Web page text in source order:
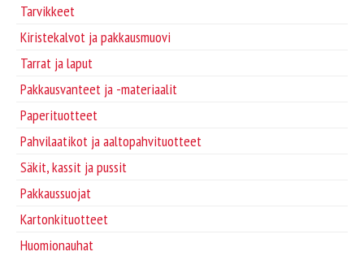
Tarvikkeet
Huomionauhat
Tarvikkeet
Kiristekalvot ja pakkausmuovi
Tarrat ja laput
Pakkausvanteet ja -materiaalit
Paperituotteet
Pahvilaatikot ja aaltopahvituotteet
Säkit, kassit ja pussit
Pakkaussuojat
Kartonkituotteet
Huomionauhat